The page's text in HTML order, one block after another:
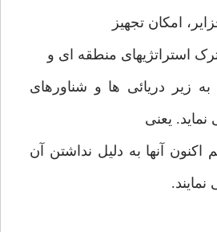
امکان تجهیز
استراتژیهای منطقه ای و
زیر دریائی ها و شناورهای
یعنی
آنها به دلیل نداشتن آن